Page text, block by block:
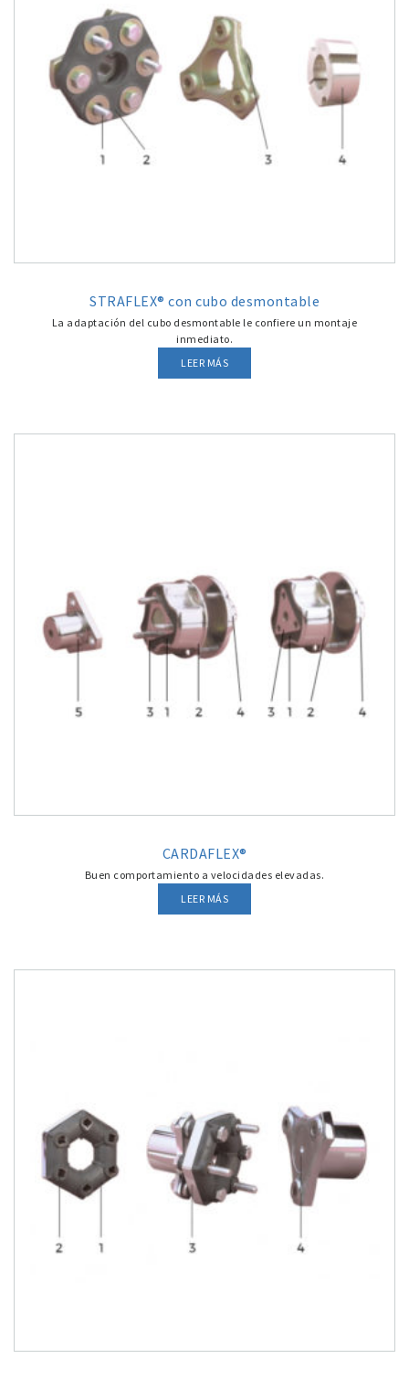
STRAFLEX® con cubo desmontable
La adaptación del cubo desmontable le confiere un montaje
inmediato.
LEER MÁS
CARDAFLEX®
Buen comportamiento a velocidades elevadas.
LEER MÁS